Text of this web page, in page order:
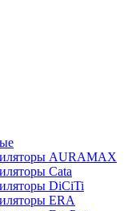
AURAMAX
Cata
DiCiTi
ERA